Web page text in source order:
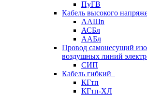
ПуГВ
Кабель высокого
ААШв
АСБл
ААБл
Провод самонесущий
воздушных линий
СИП
Кабель гибкий
КГтп
КГтп-ХЛ